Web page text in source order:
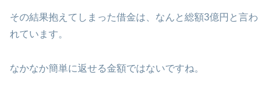
その結果抱えてしまった借金は、なんと総額3億円と言わ
れています。
なかなか簡単に返せる金額ではないですね。